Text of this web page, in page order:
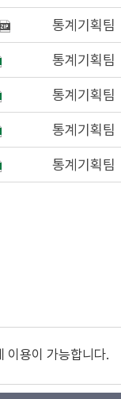
통계기획팀
통계기획팀
통계기획팀
통계기획팀
통계기획팀
이용이 가능합니다.